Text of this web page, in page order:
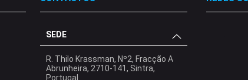
SEDE
R. Thilo Krassman, Nº2, Fracção A
Abrunheira, 2710-141, Sintra,
Portugal